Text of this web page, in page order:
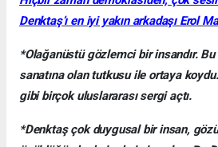
Denktaş’ı en iyi yakın arkadaşı Erol
*Olağanüstü gözlemci bir insandır.
sanatına olan tutkusu ile ortaya
gibi birçok uluslararası sergi açtı.
*Denktaş çok duygusal bir insan,